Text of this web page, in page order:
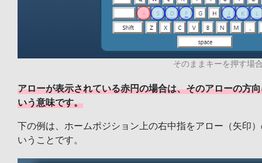
そのままキーを押す場
アローが表示されている赤円の場合は、そのアローの方
いう意味です。
下の例は、ホームポジション上の右中指をアロー（矢印
いうことです。